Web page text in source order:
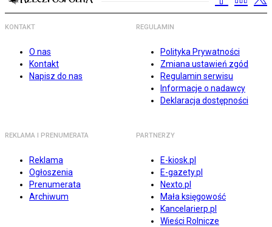
KONTAKT
O nas
Kontakt
Napisz do nas
REGULAMIN
Polityka Prywatności
Zmiana ustawień zgód
Regulamin serwisu
Informacje o nadawcy
Deklaracja dostępności
REKLAMA I PRENUMERATA
Reklama
Ogłoszenia
Prenumerata
Archiwum
PARTNERZY
E-kiosk.pl
E-gazety.pl
Nexto.pl
Mała księgowość
Kancelarierp.pl
Wieści Rolnicze